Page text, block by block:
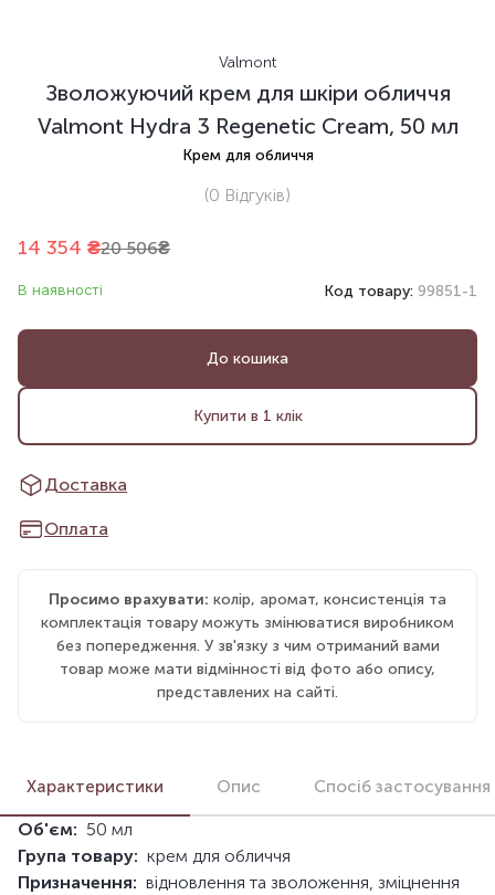
Valmont
Зволожуючий крем для шкіри обличчя
Valmont Hydra 3 Regenetic Cream, 50 мл
Крем для обличчя
(0 Відгуків)
14 354 ₴20 506₴
В наявності Код товару: 99851-1
До кошика
Купити в 1 клік
Доставка
Оплата
Просимо врахувати: колір, аромат, консистенція та
комплектація товару можуть змінюватися виробником
без попередження. У зв'язку з чим отриманий вами
товар може мати відмінності від фото або опису,
представлених на сайті.
Характеристики Опис Спосіб застосування
Об'єм: 50 мл
Група товару: крем для обличчя
Призначення: відновлення та зволоження, зміцнення